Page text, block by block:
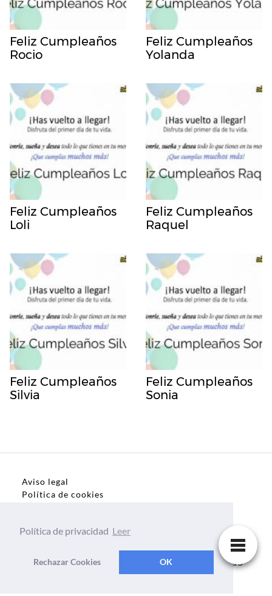
Feliz Cumpleaños
Rocio
Feliz Cumpleaños
Yolanda
Feliz Cumpleaños
Loli
Feliz Cumpleaños
Raquel
Feliz Cumpleaños
Silvia
Feliz Cumpleaños
Sonia
Aviso legal
Política de cookies
Dedicatorias, frases, textos para todo el mundo
Política de privacidad Leer
Rechazar Cookies OK